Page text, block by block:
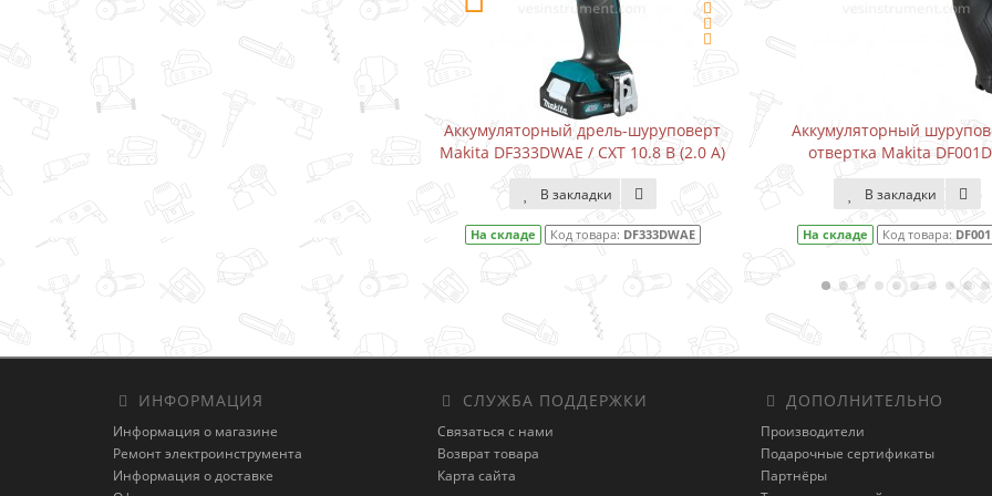
Аккумуляторный дрель-шуруповерт
Makita DF333DWYE / CXT 10.8 В (1.5 А)
В закладки
DF333DWYE
Аккумуляторный дрель-шуруповерт
Makita DF333DWAE / CXT 10.8 В (2.0 А)
В закладки
На складе Код товара: DF333DWAE
Аккумуляторный
отвертка Makita
В закладки
На складе Код товара:
ИНФОРМАЦИЯ
Информация о магазине
Ремонт электроинструмента
Информация о доставке
СЛУЖБА ПОДДЕРЖКИ
Связаться с нами
Возврат товара
Карта сайта
ДОПОЛНИТЕЛЬНО
Производители
Подарочные сертификаты
Партнёры